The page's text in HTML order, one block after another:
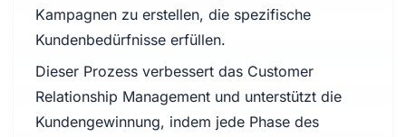
Kampagnen zu erstellen, die spezifische
Kundenbedürfnisse erfüllen.
Dieser Prozess verbessert das Customer
Relationship Management und unterstützt die
Kundengewinnung, indem jede Phase des